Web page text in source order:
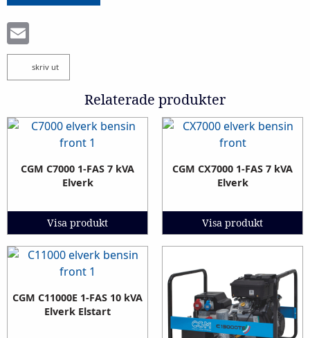
skriv ut
Relaterade produkter
CGM C7000 1-FAS 7 kVA
Elverk
Visa produkt
CGM CX7000 1-FAS 7 kVA
Elverk
Visa produkt
CGM C11000E 1-FAS 10 kVA
Elverk Elstart